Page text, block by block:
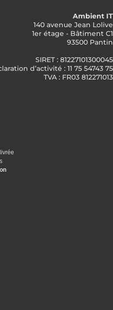
Ambient IT
140 avenue Jean Lolive
1er étage - Bâtiment C1
93500 Pantin
SIRET : 81227101300045
d’activité : 11 75 54743 75
TVA : FR03 812271013